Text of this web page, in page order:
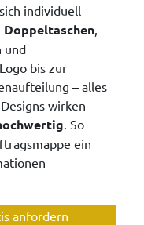
individuell
Doppeltaschen,
und
bis zur
– alles
wirken
. So
ein
anfordern